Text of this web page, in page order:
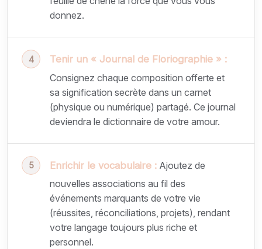
donnez.
Tenir un « Journal de Floriographie » :
Consignez chaque composition offerte et
sa signification secrète dans un carnet
(physique ou numérique) partagé. Ce journal
deviendra le dictionnaire de votre amour.
Enrichir le vocabulaire : Ajoutez de
nouvelles associations au fil des
événements marquants de votre vie
(réussites, réconciliations, projets), rendant
votre langage toujours plus riche et
personnel.